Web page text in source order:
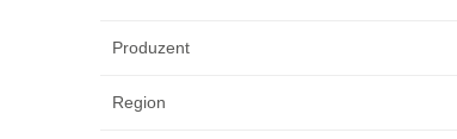
Produzent
Region